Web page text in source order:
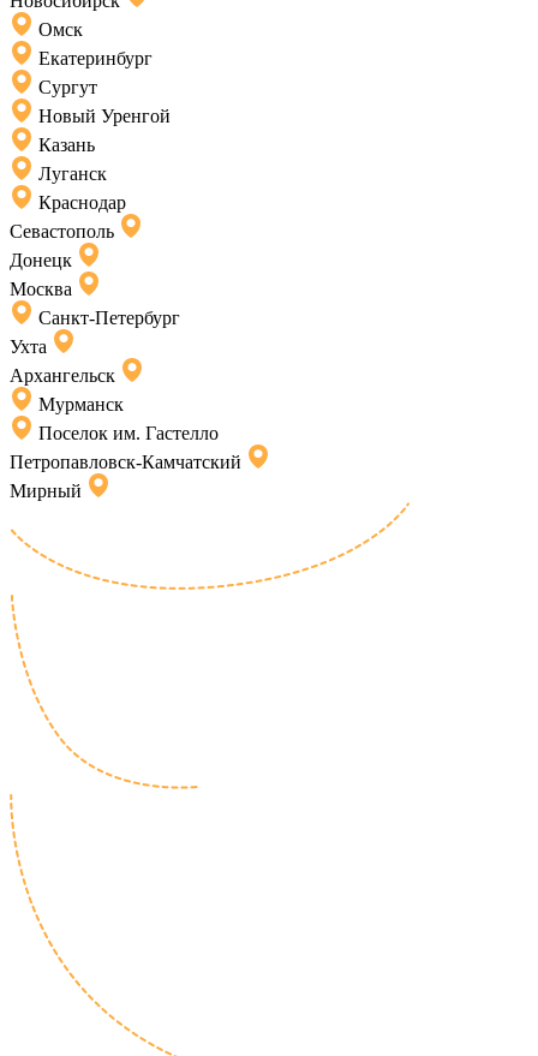
Омск
Екатеринбург
Сургут
Новый Уренгой
Казань
Луганск
Краснодар
Севастополь
Донецк
Москва
Санкт-Петербург
Ухта
Архангельск
Мурманск
Поселок им. Гастелло
Петропавловск-Камчатский
Мирный